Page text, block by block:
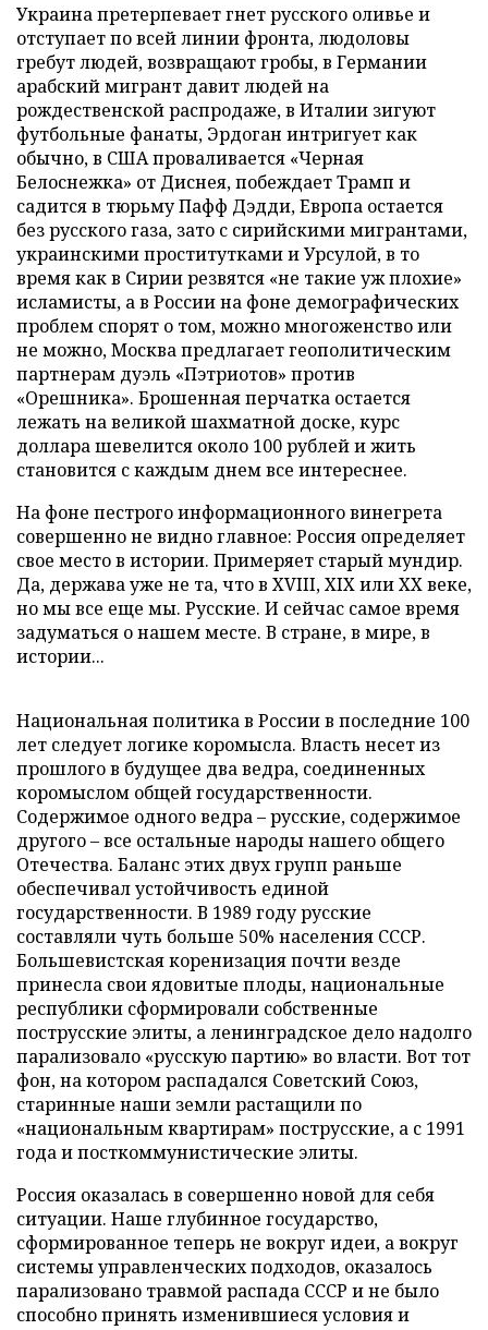
Украина претерпевает гнет русского оливье и
отступает по всей линии фронта, людоловы
гребут людей, возвращают гробы, в Германии
арабский мигрант давит людей на
рождественской распродаже, в Италии зигуют
футбольные фанаты, Эрдоган интригует как
обычно, в США проваливается «Черная
Белоснежка» от Диснея, побеждает Трамп и
садится в тюрьму Пафф Дэдди, Европа остается
без русского газа, зато с сирийскими мигрантами,
украинскими проститутками и Урсулой, в то
время как в Сирии резвятся «не такие уж плохие»
исламисты, а в России на фоне демографических
проблем спорят о том, можно многоженство или
не можно, Москва предлагает геополитическим
партнерам дуэль «Пэтриотов» против
«Орешника». Брошенная перчатка остается
лежать на великой шахматной доске, курс
доллара шевелится около 100 рублей и жить
становится с каждым днем все интереснее.
На фоне пестрого информационного винегрета
совершенно не видно главное: Россия определяет
свое место в истории. Примеряет старый мундир.
Да, держава уже не та, что в XVIII, XIX или XX веке,
но мы все еще мы. Русские. И сейчас самое время
задуматься о нашем месте. В стране, в мире, в
истории...
Национальная политика в России в последние 100
лет следует логике коромысла. Власть несет из
прошлого в будущее два ведра, соединенных
коромыслом общей государственности.
Содержимое одного ведра – русские, содержимое
другого – все остальные народы нашего общего
Отечества. Баланс этих двух групп раньше
обеспечивал устойчивость единой
государственности. В 1989 году русские
составляли чуть больше 50% населения СССР.
Большевистская коренизация почти везде
принесла свои ядовитые плоды, национальные
республики сформировали собственные
пострусские элиты, а ленинградское дело надолго
парализовало «русскую партию» во власти. Вот тот
фон, на котором распадался Советский Союз,
старинные наши земли растащили по
«национальным квартирам» пострусские, а с 1991
года и посткоммунистические элиты.
Россия оказалась в совершенно новой для себя
ситуации. Наше глубинное государство,
сформированное теперь не вокруг идеи, а вокруг
системы управленческих подходов, оказалось
парализовано травмой распада СССР и не было
способно принять изменившиеся условия и